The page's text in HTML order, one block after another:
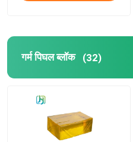
गर्म पिघल ब्लॉक (32)